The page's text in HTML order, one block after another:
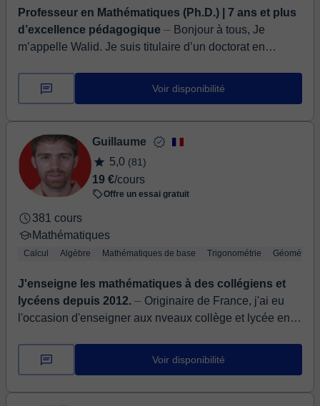
Professeur en Mathématiques (Ph.D.) | 7 ans et plus
d’excellence pédagogique ⏤ Bonjour à tous, Je
m’appelle Walid. Je suis titulaire d’un doctorat en
Sciences Appliquées. J’ai commen...
Voir disponibilité
Guillaume
5,0 (81)
19 €/cours
Offre un essai gratuit
381 cours
Mathématiques
Calcul Algèbre Mathématiques de base Trigonométrie Géométrie
J'enseigne les mathématiques à des collégiens et
lycéens depuis 2012. ⏤ Originaire de France, j'ai eu
l'occasion d'enseigner aux nveaux collège et lycée en
dernièrement da...
Voir disponibilité